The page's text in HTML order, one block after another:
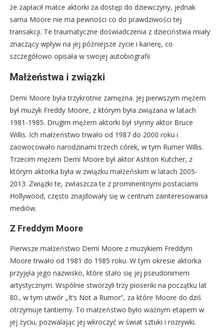
że zapłacił matce aktorki za dostęp do dziewczyny, jednak
sama Moore nie ma pewności co do prawdziwości tej
transakcji. Te traumatyczne doświadczenia z dzieciństwa miały
znaczący wpływ na jej późniejsze życie i karierę, co
szczegółowo opisała w swojej autobiografii.
Małżeństwa i związki
Demi Moore była trzykrotnie zamężna. Jej pierwszym mężem
był muzyk Freddy Moore, z którym była związana w latach
1981-1985. Drugim mężem aktorki był słynny aktor Bruce
Willis. Ich małżeństwo trwało od 1987 do 2000 roku i
zaowocowało narodzinami trzech córek, w tym Rumer Willis.
Trzecim mężem Demi Moore był aktor Ashton Kutcher, z
którym aktorka była w związku małżeńskim w latach 2005-
2013. Związki te, zwłaszcza te z prominentnymi postaciami
Hollywood, często znajdowały się w centrum zainteresowania
mediów.
Z Freddym Moore
Pierwsze małżeństwo Demi Moore z muzykiem Freddym
Moore trwało od 1981 do 1985 roku. W tym okresie aktorka
przyjęła jego nazwisko, które stało się jej pseudonimem
artystycznym. Wspólnie stworzyli trzy piosenki na początku lat
80., w tym utwór „It’s Not a Rumor”, za które Moore do dziś
otrzymuje tantiemy. To małżeństwo było ważnym etapem w
jej życiu, pozwalając jej wkroczyć w świat sztuki i rozrywki.